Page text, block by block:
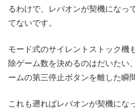
るわけで、レバオンが契機になっ
てないです。
モード式のサイレントストック機
除ゲーム数を決めるのはだいたい
ームの第三停止ボタンを離した瞬
これも遡ればレバオンが契機にな